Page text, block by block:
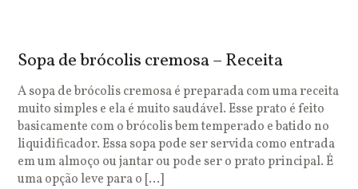
Sopa de brócolis cremosa – Receita
A sopa de brócolis cremosa é preparada com uma receita
muito simples e ela é muito saudável. Esse prato é feito
basicamente com o brócolis bem temperado e batido no
liquidificador. Essa sopa pode ser servida como entrada
em um almoço ou jantar ou pode ser o prato principal. É
uma opção leve para o […]